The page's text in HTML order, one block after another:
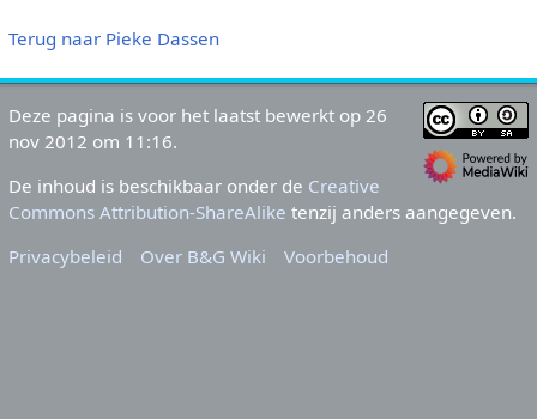
Terug naar Pieke Dassen
Deze pagina is voor het laatst bewerkt op 26
nov 2012 om 11:16.
De inhoud is beschikbaar onder de Creative
Commons Attribution-ShareAlike tenzij anders aangegeven.
Privacybeleid
Over B&G Wiki Voorbehoud